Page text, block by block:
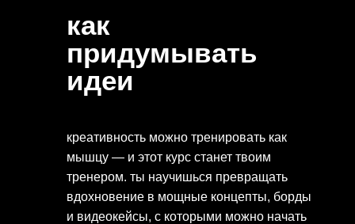
как
придумывать
идеи
креативность можно тренировать как
мышцу — и этот курс станет твоим
тренером. ты научишься превращать
вдохновение в мощные концепты, борды
и видеокейсы, с которыми можно начать